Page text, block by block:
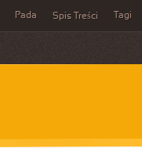
Pada Spis Treści Tagi